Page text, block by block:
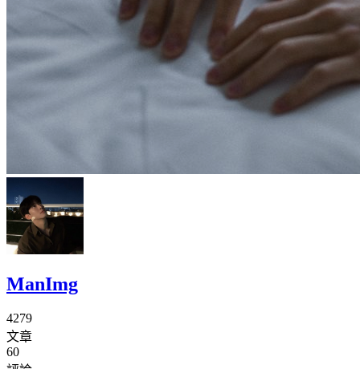
ManImg
4279
文章
60